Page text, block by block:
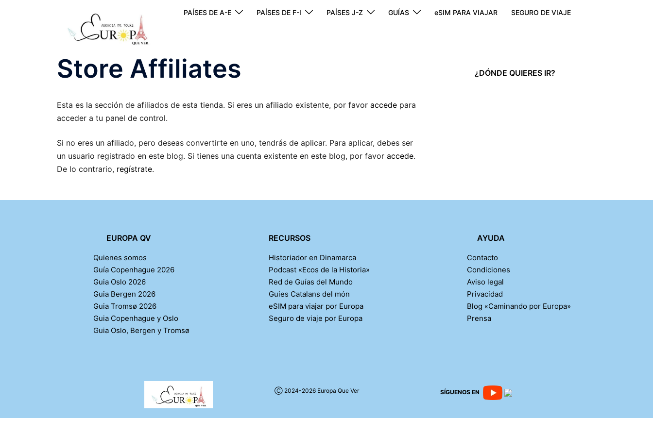
PAÍSES DE A-E PAÍSES DE F-I PAÍSES J-Z GUÍAS eSIM PARA VIAJAR SEGURO DE VIAJE
Store Affiliates
Esta es la sección de afiliados de esta tienda. Si eres un afiliado existente, por favor accede para
acceder a tu panel de control.
Si no eres un afiliado, pero deseas convertirte en uno, tendrás de aplicar. Para aplicar, debes ser
un usuario registrado en este blog. Si tienes una cuenta existente en este blog, por favor accede.
De lo contrario, regístrate.
¿DÓNDE QUIERES IR?
EUROPA QV RECURSOS AYUDA
Quienes somos
Guía Copenhague 2026
Guia Oslo 2026
Guia Bergen 2026
Guia Tromsø 2026
Guia Copenhague y Oslo
Guia Oslo, Bergen y Tromsø
Historiador en Dinamarca
Podcast «Ecos de la Historia»
Red de Guías del Mundo
Guies Catalans del món
eSIM para viajar por Europa
Seguro de viaje por Europa
Contacto
Condiciones
Aviso legal
Privacidad
Blog «Caminando por Europa»
Prensa
Ⓒ 2024-2026 Europa Que Ver SÍGUENOS EN